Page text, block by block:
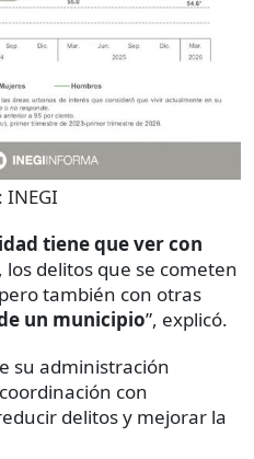
INEGI
tiene que ver con
los delitos que se cometen
también con otras
un municipio”, explicó.
su administración
con
delitos y mejorar la